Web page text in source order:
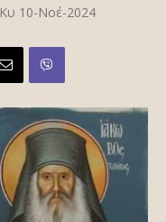
Κυ 10-Νοέ-2024